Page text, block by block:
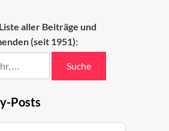
aller Beiträge und
(seit 1951):
Suche
Posts